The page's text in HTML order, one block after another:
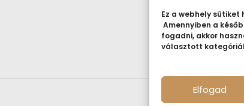
Ez a webhely
Amennyiben a
fogadni, akkor
választott
Elfogad